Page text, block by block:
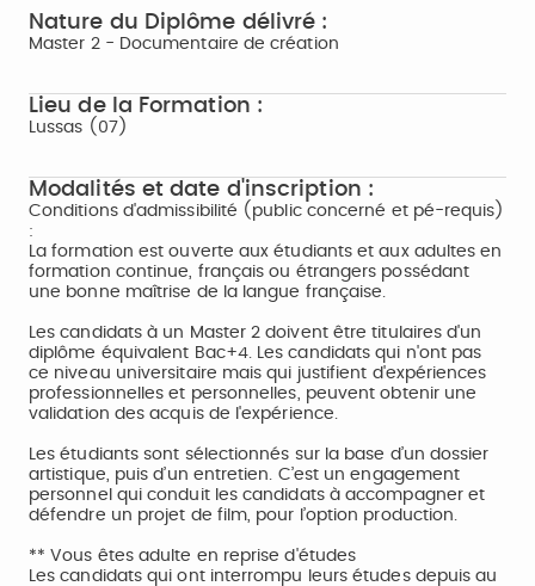
Nature du Diplôme délivré :
Master 2 - Documentaire de création
Lieu de la Formation :
Lussas (07)
Modalités et date d'inscription :
Conditions d'admissibilité (public concerné et pé-requis)
:
La formation est ouverte aux étudiants et aux adultes en
formation continue, français ou étrangers possédant
une bonne maîtrise de la langue française.
Les candidats à un Master 2 doivent être titulaires d'un
diplôme équivalent Bac+4. Les candidats qui n'ont pas
ce niveau universitaire mais qui justifient d'expériences
professionnelles et personnelles, peuvent obtenir une
validation des acquis de l'expérience.
Les étudiants sont sélectionnés sur la base d’un dossier
artistique, puis d’un entretien. C’est un engagement
personnel qui conduit les candidats à accompagner et
défendre un projet de film, pour l’option production.
** Vous êtes adulte en reprise d'études
Les candidats qui ont interrompu leurs études depuis au